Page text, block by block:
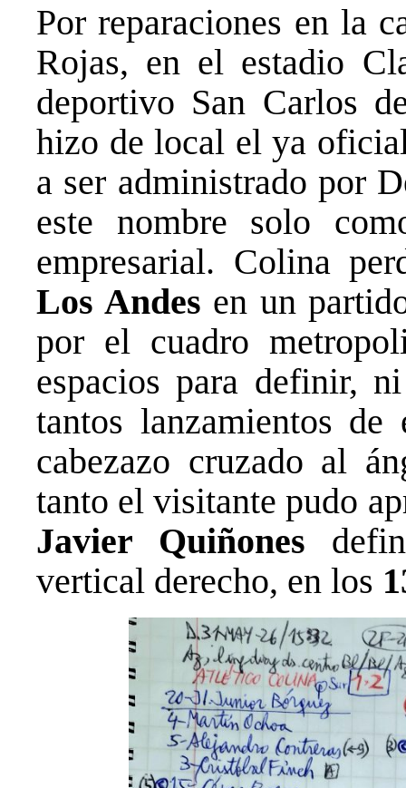
Por reparaciones en la
Rojas, en el estadio
deportivo San Carlos
hizo de local el ya
a ser administrado por
este nombre solo
empresarial. Colina
Los Andes en un
por el cuadro
espacios para definir,
tantos lanzamientos
cabezazo cruzado al
tanto el visitante pudo
Javier Quiñones
vertical derecho, en los